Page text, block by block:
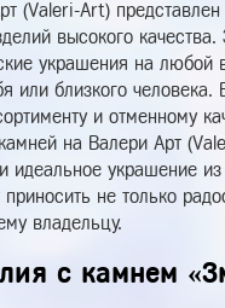
(Valeri-Art)
высокого
украшения на любой
или близкого человека.
и отменному
на Валери Арт
идеальное украшение из
приносить не только
владельцу.
с камнем